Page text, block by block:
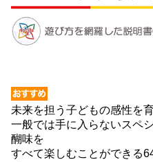
未来を担う子どもの感性を
一般では手に入らないスペ
醐味を
すべて楽しむことができる